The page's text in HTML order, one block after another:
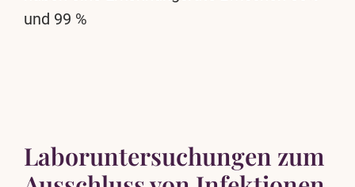
und 99 %
Laboruntersuchungen zum